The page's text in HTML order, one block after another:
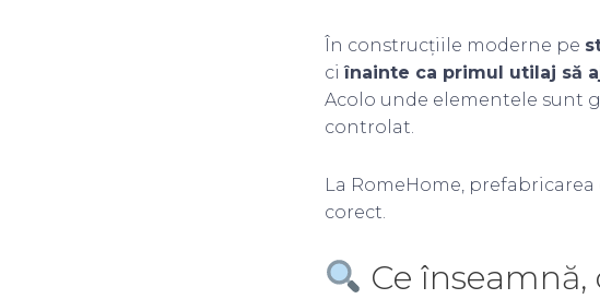
În construcțiile moderne pe
ciînainte ca primul utilaj să
Acolo unde elementele sunt
controlat.
La RomeHome,
corect.
Ce